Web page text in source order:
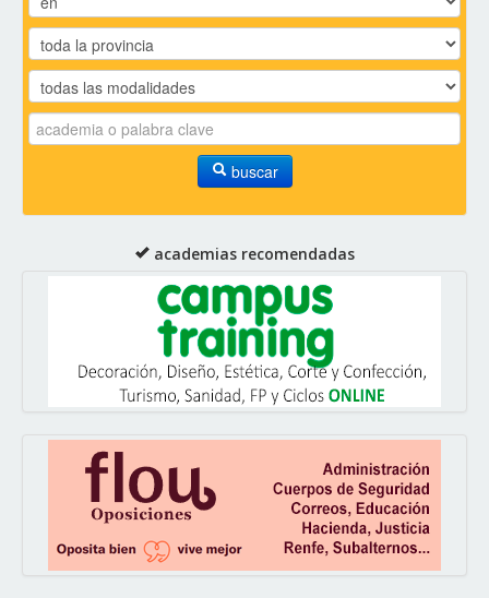
buscar
academias recomendadas